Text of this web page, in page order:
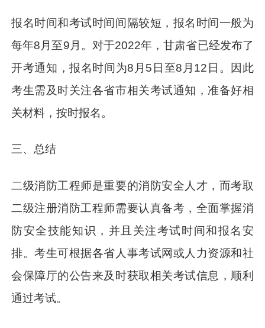
报名时间和考试时间间隔较短，报名时间一般为
每年8月至9月。对于2022年，甘肃省已经发布了
开考通知，报名时间为8月5日至8月12日。因此
考生需及时关注各省市相关考试通知，准备好相
关材料，按时报名。
三、总结
二级消防工程师是重要的消防安全人才，而考取
二级注册消防工程师需要认真备考，全面掌握消
防安全技能知识，并且关注考试时间和报名安
排。考生可根据各省人事考试网或人力资源和社
会保障厅的公告来及时获取相关考试信息，顺利
通过考试。